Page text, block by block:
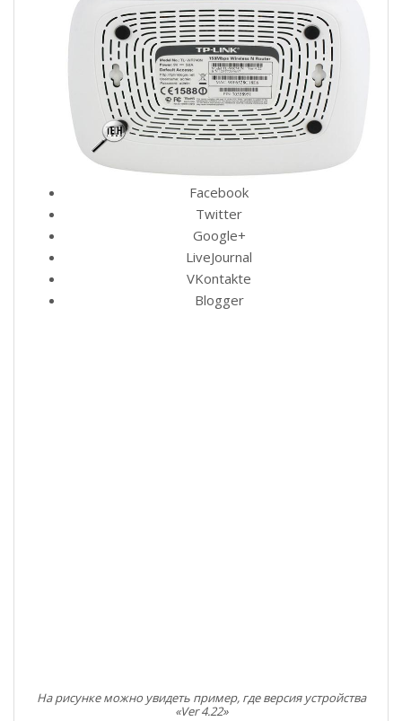
Facebook
Twitter
Google+
LiveJournal
VKontakte
Blogger
На рисунке можно увидеть пример, где версия устройства
«Ver 4.22»